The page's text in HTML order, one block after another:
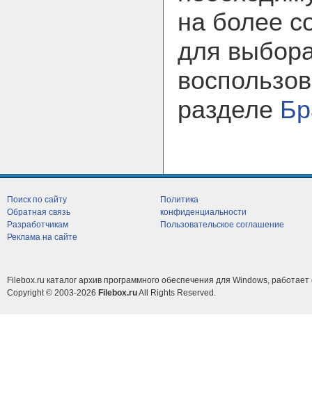
на более
для
разделе
Поиск по сайту
Обратная связь
Разработчикам
Реклама на сайте
Политика
конфиденциальности
Пользовательское соглашение
Filebox.ru каталог архив программного обеспечения для Windows, работает
Copyright © 2003-2026 Filebox.ruAll Rights Reserved.